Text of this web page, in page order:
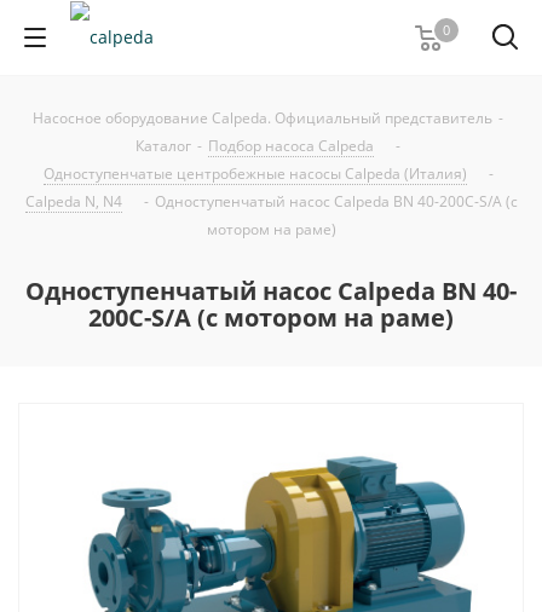
0
Насосное оборудование Calpeda. Официальный представитель -
Каталог - Подбор насоса Calpeda
-
Одноступенчатые центробежные насосы Calpeda (Италия)
-
Calpeda N, N4
- Одноступенчатый насос Calpeda BN 40-200C-S/A (с
мотором на раме)
Одноступенчатый насос Calpeda BN 40-
200C-S/A (с мотором на раме)